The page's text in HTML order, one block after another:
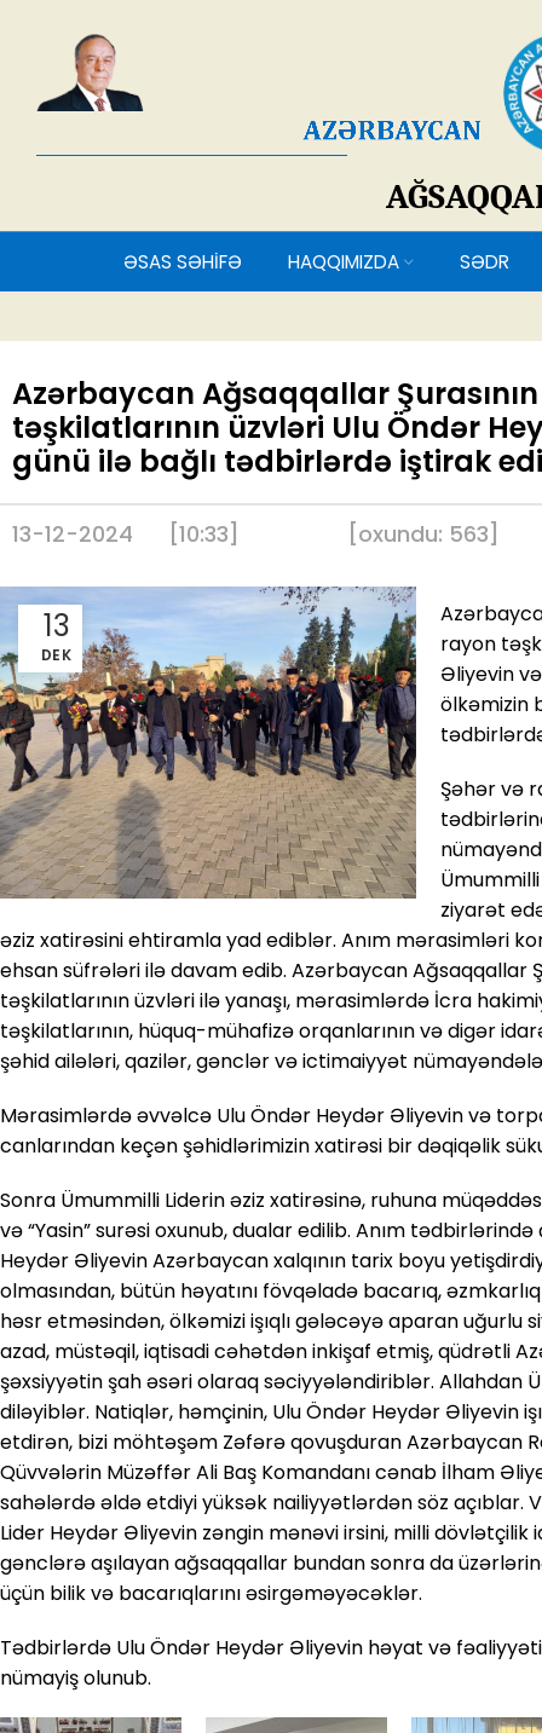
ƏSAS SƏHİFƏ HAQQIMIZDA SƏDR
Azərbaycan Ağsaqqallar
təşkilatlarının üzvləri Ulu Öndər
günü ilə bağlı tədbirlərdə iştirak
13-12-2024 [10:33] [oxundu: 563]
13
DEK
rayon
Əliyevin
ölkəmizin
Şəhər və
ziyarət
əziz xatirəsini ehtiramla yad ediblər. Anım mərasimləri
ehsan süfrələri ilə davam edib. Azərbaycan Ağsaqqallar
təşkilatlarının üzvləri ilə yanaşı, mərasimlərdə İcra
təşkilatlarının, hüquq-mühafizə orqanlarının və digər
şəhid ailələri, qazilər, gənclər və ictimaiyyət
Mərasimlərdə əvvəlcə Ulu Öndər Heydər Əliyevin və
canlarından keçən şəhidlərimizin xatirəsi bir dəqiqəlik
Sonra Ümummilli Liderin əziz xatirəsinə, ruhuna
və “Yasin” surəsi oxunub, dualar edilib. Anım
Heydər Əliyevin Azərbaycan xalqının tarix boyu
olmasından, bütün həyatını fövqəladə bacarıq,
həsr etməsindən, ölkəmizi işıqlı gələcəyə aparan uğurlu
azad, müstəqil, iqtisadi cəhətdən inkişaf etmiş, qüdrətli
şəxsiyyətin şah əsəri olaraq səciyyələndiriblər. Allahdan
diləyiblər. Natiqlər, həmçinin, Ulu Öndər Heydər Əliyevin
etdirən, bizi möhtəşəm Zəfərə qovuşduran Azərbaycan
Qüvvələrin Müzəffər Ali Baş Komandanı cənab İlham
sahələrdə əldə etdiyi yüksək nailiyyətlərdən söz açıblar.
Lider Heydər Əliyevin zəngin mənəvi irsini, milli dövlətçilik
gənclərə aşılayan ağsaqqallar bundan sonra da
üçün bilik və bacarıqlarını əsirgəməyəcəklər.
Tədbirlərdə Ulu Öndər Heydər Əliyevin həyat və
nümayiş olunub.